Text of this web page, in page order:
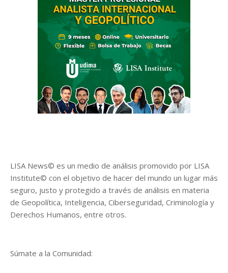
LISA News© es un medio de análisis promovido por LISA
Institute© con el objetivo de hacer del mundo un lugar más
seguro, justo y protegido a través de análisis en materia
de Geopolítica, Inteligencia, Ciberseguridad, Criminología y
Derechos Humanos, entre otros.
Súmate a la Comunidad: